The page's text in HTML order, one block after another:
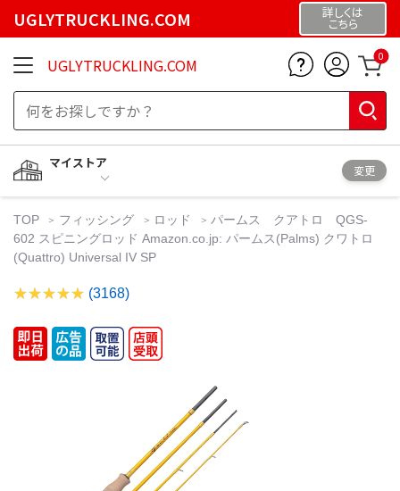
UGLYTRUCKLING.COM 詳しくは
こちら
UGLYTRUCKLING.COM 0
マイストア
変更
TOP フィッシング ロッド
パームス クアトロ QGS-
602 スピニングロッド Amazon.co.jp: パームス(Palms) クワトロ
(Quattro) Universal IV SP
(3168)